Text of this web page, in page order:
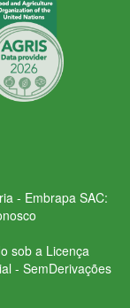
- Embrapa SAC:
sob a Licença
- SemDerivações